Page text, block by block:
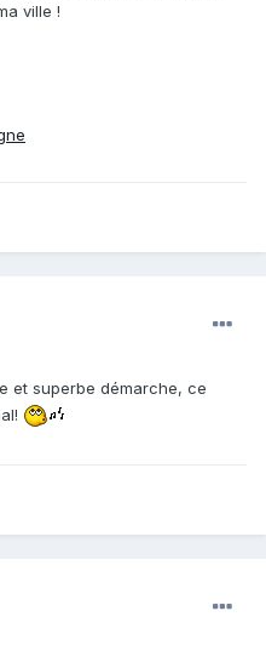
ville !
et superbe démarche, ce